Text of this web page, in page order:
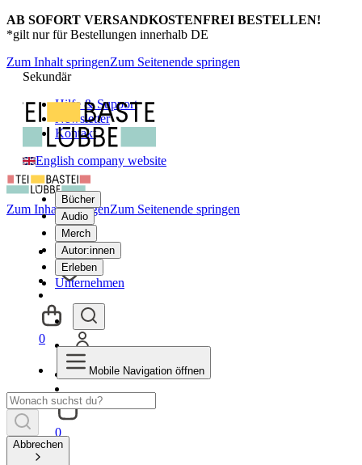
AB SOFORT VERSANDKOSTENFREI BESTELLEN!
*gilt nur für Bestellungen innerhalb DE
Zum Inhalt springenZum Seitenende springen
Sekundär
Hilfe & Support
Newsletter
Kontakt
English company website
Bücher
Audio
Merch
Autor:innen
Erleben
Unternehmen
0
Zum Inhalt springenZum Seitenende springen
0
Mobile Navigation öffnen
Abbrechen